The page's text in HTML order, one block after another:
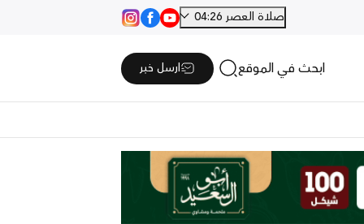
صلاة العصر 04:26
ابحث في الموقع ارسل خبر